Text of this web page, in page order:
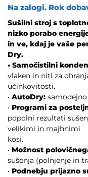
Na zalogi. Rok
Sušilni stroj s
nizko porabo
in ve, kdaj je vaše
Dry.
• Samočistilni
vlaken in niti za
učinkovitosti.
• AutoDry:
• Programi za
popolni rezultati
velikimi in majhnimi
kosi.
• Možnost
sušenja (polnjenje in
• Podnebju prijazno